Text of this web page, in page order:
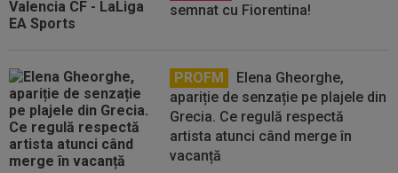
semnat cu Fiorentina!
PROFM
Elena Gheorghe,
apariție de senzație pe plajele din
Grecia. Ce regulă respectă
artista atunci când merge în
vacanță